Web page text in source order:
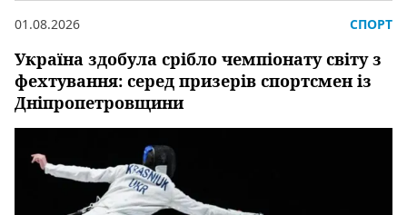
Україна здобула срібло чемпіонату світу з
фехтування: серед призерів спортсмен із
Дніпропетровщини
01.08.2026 СПОРТ